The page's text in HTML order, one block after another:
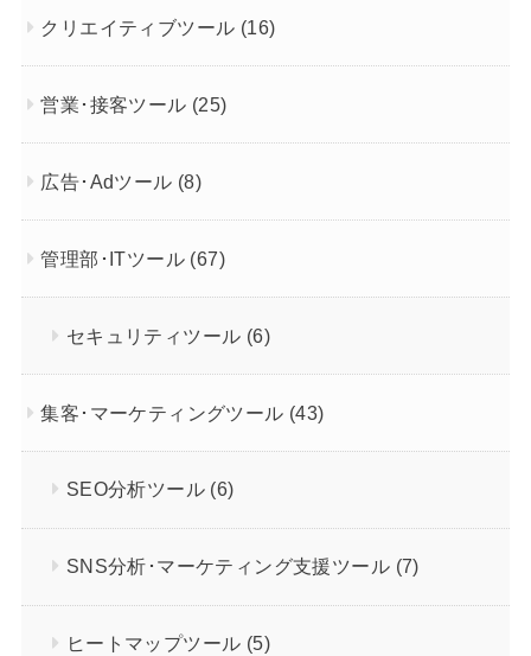
クリエイティブツール (16)
営業･接客ツール (25)
広告･Adツール (8)
管理部･ITツール (67)
セキュリティツール (6)
集客･マーケティングツール (43)
SEO分析ツール (6)
SNS分析･マーケティング支援ツール (7)
ヒートマップツール (5)